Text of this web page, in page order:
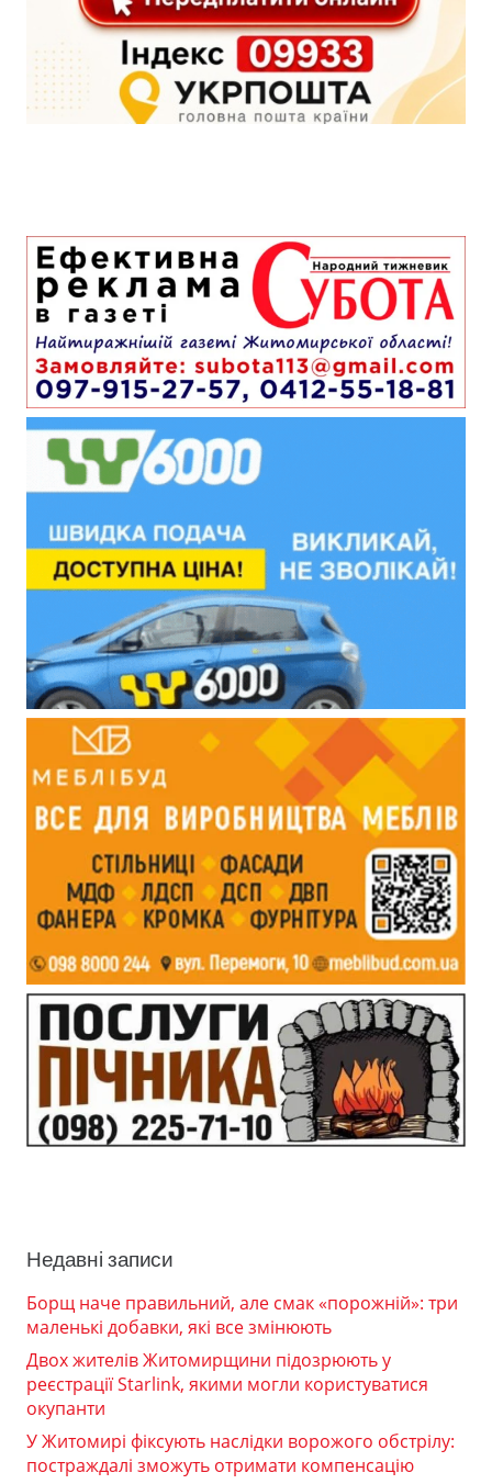
Недавні записи
Борщ наче правильний, але смак «порожній»: три
маленькі добавки, які все змінюють
Двох жителів Житомирщини підозрюють у
реєстрації Starlink, якими могли користуватися
окупанти
У Житомирі фіксують наслідки ворожого обстрілу:
постраждалі зможуть отримати компенсацію